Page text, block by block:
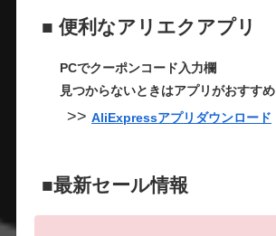
■ 便利なアリエクアプリ
PCでクーポンコード入力欄
見つからないときはアプリがおすすめ
>> AliExpressアプリダウンロード
■最新セール情報